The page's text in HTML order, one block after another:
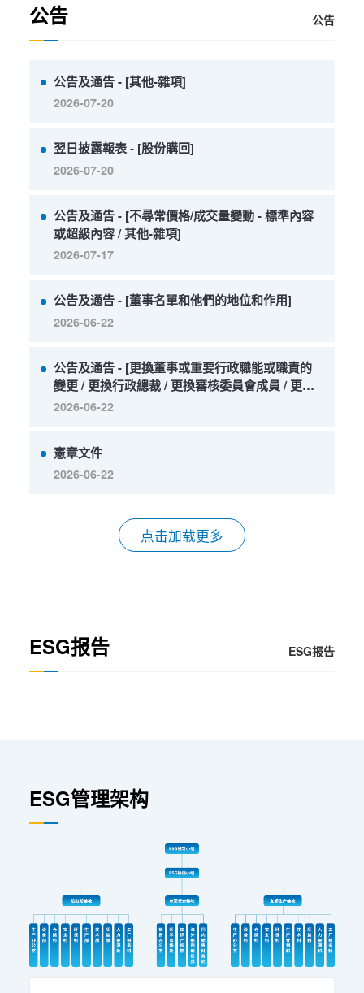
公告 公告
公告及通告 - [其他-雜項]
2026-07-20
翌日披露報表 - [股份購回]
2026-07-20
公告及通告 - [不尋常價格/成交量變動 - 標準內容
或超級內容 / 其他-雜項]
2026-07-17
公告及通告 - [董事名單和他們的地位和作用]
2026-06-22
公告及通告 - [更換董事或重要行政職能或職責的
變更 / 更換行政總裁 / 更換審核委員會成員 / 更換
薪酬委員會成員 /... 更多]
2026-06-22
憲章文件
2026-06-22
点击加载更多
ESG报告 ESG报告
ESG管理架构